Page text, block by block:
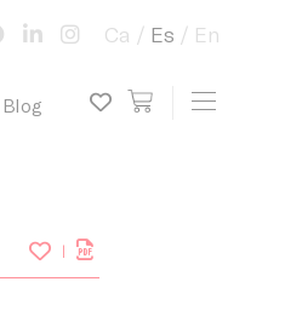
Blog view cart
My wish list
Toggle
Ca Es En